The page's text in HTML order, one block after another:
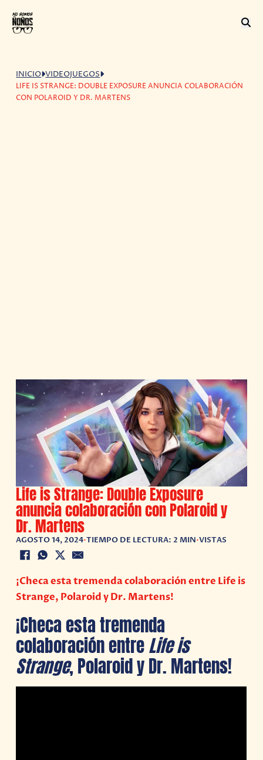
INICIO VIDEOJUEGOS
LIFE IS STRANGE: DOUBLE EXPOSURE ANUNCIA COLABORACIÓN
CON POLAROID Y DR. MARTENS
Life is Strange: Double Exposure
anuncia colaboración con Polaroid y
Dr. Martens
AGOSTO 14, 2024•TIEMPO DE LECTURA: 2 MIN•VISTAS
¡Checa esta tremenda colaboración entre Life is
Strange, Polaroid y Dr. Martens!
¡Checa esta tremenda
colaboración entreLife is
Strange, Polaroid y Dr. Martens!